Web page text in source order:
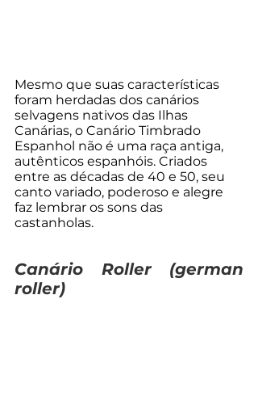
Mesmo que suas características
foram herdadas dos canários
selvagens nativos das Ilhas
Canárias, o Canário Timbrado
Espanhol não é uma raça antiga,
autênticos espanhóis. Criados
entre as décadas de 40 e 50, seu
canto variado, poderoso e alegre
faz lembrar os sons das
castanholas.
Canário Roller (german
roller)